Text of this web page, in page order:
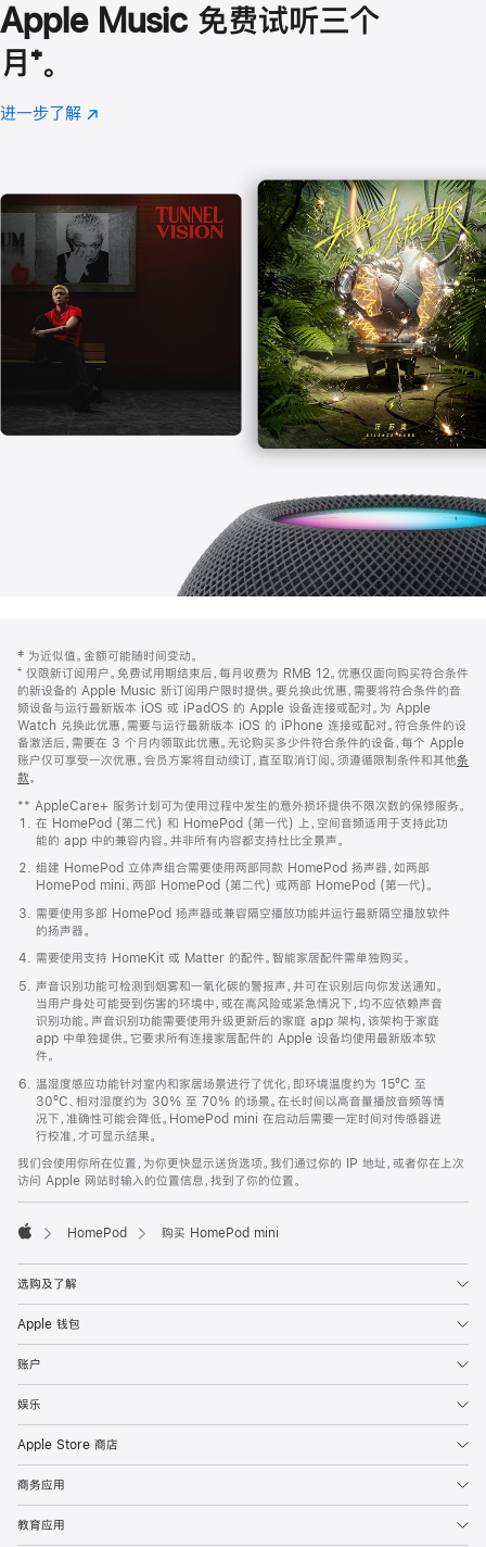
Apple Music 免费试听三个
月 脚
注
⁺。
进一步了解 Apple
(在
口
中
打
开)
页
页
脚
注
‡ 为近似值。金额可能随时间变动。
⁺ 仅限新订阅用户。免费试用期结束后，每月收费为 RMB 12。优惠仅面向购买符合条件
的新设备的 Apple Music 新订阅用户限时提供。要兑换此优惠，需要将符合条件的音
频设备与运行最新版本 iOS 或 iPadOS 的 Apple 设备连接或配对。为 Apple
Watch 兑换此优惠，需要与运行最新版本 iOS 的 iPhone 连接或配对。符合条件的设
备激活后，需要在 3 个月内领取此优惠。无论购买多少件符合条件的设备，每个 Apple
账户仅可享受一次优惠。会员方案将自动续订，直至取消订阅。须遵循限制条件和其他条
款。
窗
口
中
打
开)
** AppleCare+ 服务计划可为使用过程中发生的意外损坏提供不限次数的保修服务。
在 HomePod (第二代) 和 HomePod (第一代) 上，空间音频适用于支持此功
能的 app 中的兼容内容。并非所有内容都支持杜比全景声。
组建 HomePod 立体声组合需要使用两部同款 HomePod 扬声器，如两部
HomePod mini、两部 HomePod (第二代) 或两部 HomePod (第一代)。
需要使用多部 HomePod 扬声器或兼容隔空播放功能并运行最新隔空播放软件
的扬声器。
需要使用支持 HomeKit 或 Matter 的配件。智能家居配件需单独购买。
声音识别功能可检测到烟雾和一氧化碳的警报声，并可在识别后向你发送通知。
当用户身处可能受到伤害的环境中，或在高风险或紧急情况下，均不应依赖声音
识别功能。声音识别功能需要使用升级更新后的家庭 app 架构，该架构于家庭
app 中单独提供。它要求所有连接家居配件的 Apple 设备均使用最新版本软
件。
温湿度感应功能针对室内和家居场景进行了优化，即环境温度约为 15ºC 至
30ºC、相对湿度约为 30% 至 70% 的场景。在长时间以高音量播放音频等情
况下，准确性可能会降低。HomePod mini 在启动后需要一定时间对传感器进
行校准，才可显示结果。
我们会使用你所在位置，为你更快显示送货选项。我们通过你的 IP 地址，或者你在上次
访问 Apple 网站时输入的位置信息，找到了你的位置。
HomePod 购买 HomePod mini
选购及了解
Apple 钱包
账户
娱乐
Apple Store 商店
商务应用
教育应用